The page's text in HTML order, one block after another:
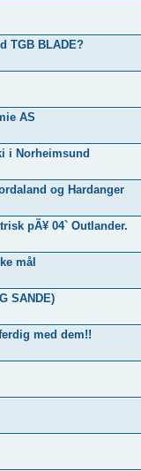
TGB BLADE?
AS
i Norheimsund
og Hardanger
pÃ¥ 04` Outlander.
mål
SANDE)
med dem!!